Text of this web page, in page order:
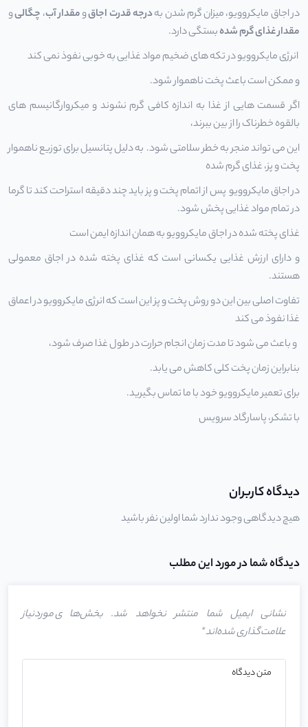
در اجاق مایکروویو، میزان گرم شدن بهدرجه قدرت اجاقومقدار آب، چگالیو
مقدار غذای گرم شدهبستگی دارد.
انرژی مایکروویو در تکه های ضخیم مواد غذایی به خوبی نفوذ نمی کند
و ممکن است باعث پخت ناهموار شود.
اگر قسمت هایی از غذا به اندازه کافی گرم نشوند و میکروارگانیسم های
بالقوه خطرناک را از بین ببرند،
این می تواند منجر به خطر سلامتی شود. به دلیل پتانسیل برای توزیع ناهموار
پخت و پز، غذای گرم شده
در اجاق مایکروویو پس از اتمام پخت و پز باید چند دقیقه استراحت کند تا گرما
در تمام مواد غذایی پخش شود.
غذای پخته شده در اجاق مایکروویو به همان اندازه ایمن است
و دارای ارزش غذایی یکسانی است که غذای پخته شده در اجاق معمولی
هستند.
تفاوت اصلی بین این دو روش پخت و پز این است که انرژی مایکروویو در اعماق
غذا نفوذ می کند
و باعث می شود تا مدت زمان انجام حرارت در طول غذا صرف شود،
بنابراین زمان پخت کلی کاهش می یابد.
برایتعمیر مایکروویوخود با ما تماس بگیرید.
با تشکر،پاسارگاد سرویس
دیدگاه کاربران
هیچ دیدگاهی وجود ندارد شما اولین نفر باشید
دیدگاه شما در مورد این مطلب
نشانی ایمیل شما منتشر نخواهد شد. بخش‌های موردنیاز
علامت‌گذاری شده‌اند*